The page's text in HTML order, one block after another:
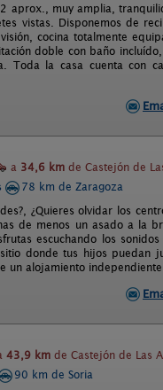
aprox., muy amplia,
vistas. Disponemos de
cocina totalmente
doble con baño
Toda la casa cuenta con
a 34,6 km de Castejón de
78 km de Zaragoza
¿Quieres olvidar los
de menos un asado a la
escuchando los
donde tus hijos puedan
un alojamiento
43,9 km de Castejón de Las
90 km de Soria